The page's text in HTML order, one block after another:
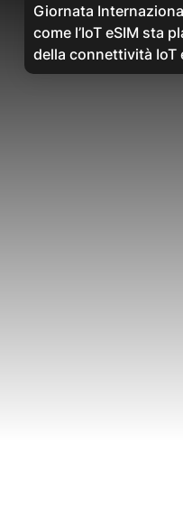
Giornata
come l’IoT eSIM sta
della connettività IoT